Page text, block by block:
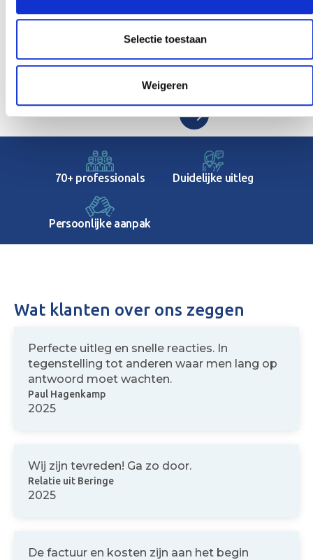
Selectie toestaan
Weigeren
Pensioen & inkomen
Arbeidsongeschiktheid
70+ professionals Duidelijke uitleg
Persoonlijke aanpak
Wat klanten over ons zeggen
Perfecte uitleg en snelle reacties. In
tegenstelling tot anderen waar men lang op
antwoord moet wachten.
Paul Hagenkamp
2025
Wij zijn tevreden! Ga zo door.
Relatie uit Beringe
2025
De factuur en kosten zijn aan het begin